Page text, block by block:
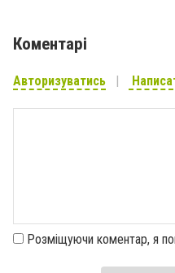
Коментарі
Авторизуватись
Розміщуючи коментар, я